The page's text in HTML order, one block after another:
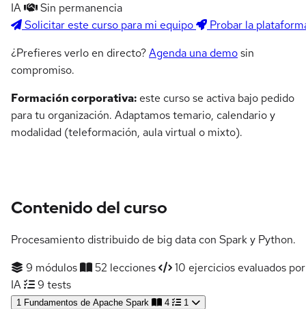
IA
Sin permanencia
Solicitar este curso para mi equipo
Probar la
¿Prefieres verlo en directo?Agenda una demosin
compromiso.
Formación corporativa: este curso se activa bajo pedido
para tu organización. Adaptamos temario, calendario y
modalidad (teleformación, aula virtual o mixto).
Contenido del curso
Procesamiento distribuido de big data con Spark y Python.
9 módulos
52 lecciones
10 ejercicios evaluados por
IA
9 tests
1 Fundamentos de Apache Spark 4 1